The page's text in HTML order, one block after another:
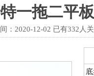
一拖二平
：2020-12-02 已有332人